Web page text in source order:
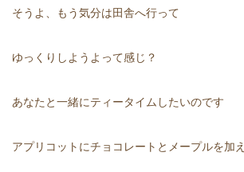
そうよ、もう気分は田舎へ行って
ゆっくりしようよって感じ？
あなたと一緒にティータイムしたいのです
アプリコットにチョコレートとメープルを加え